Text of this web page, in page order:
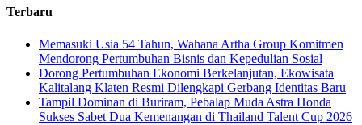
Terbaru
Memasuki Usia 54 Tahun, Wahana Artha Group Komitmen
Mendorong Pertumbuhan Bisnis dan Kepedulian Sosial
Dorong Pertumbuhan Ekonomi Berkelanjutan, Ekowisata
Kalitalang Klaten Resmi Dilengkapi Gerbang Identitas Baru
Tampil Dominan di Buriram, Pebalap Muda Astra Honda
Sukses Sabet Dua Kemenangan di Thailand Talent Cup 2026